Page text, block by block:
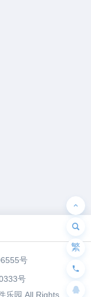
号
号
乐园 All Rights
繁